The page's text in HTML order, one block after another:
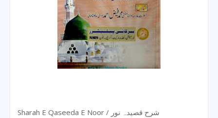
Sharah E Qaseeda E Noor / شرح قصیدہ نور